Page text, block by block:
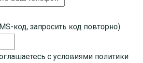
код, запросить код повторно)
с условиями политики